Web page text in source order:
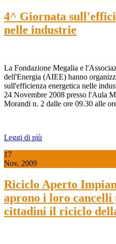
4^ Giornata
nelle industrie
La Fondazione Megalia e
dell'Energia (AIEE) hanno
sull'efficienza energetica nelle
24 Novembre 2008 presso l'Aula
Morandi n. 2 dalle ore 09.30 alle
Leggi di più
17
Nov, 2009
Riciclo Aperto
aprono i loro cancelli
cittadini il riciclo